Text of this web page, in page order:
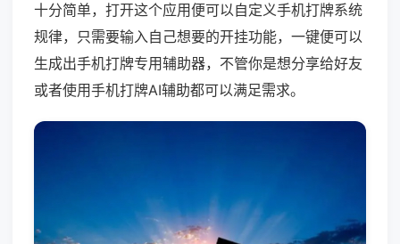
十分简单，打开这个应用便可以自定义手机打牌系统
规律，只需要输入自己想要的开挂功能，一键便可以
生成出手机打牌专用辅助器，不管你是想分享给好友
或者使用手机打牌AI辅助都可以满足需求。